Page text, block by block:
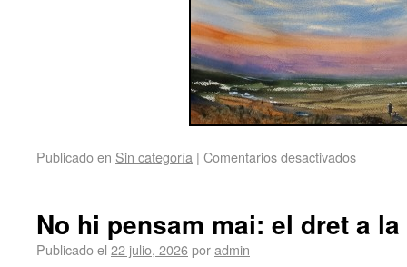
Publicado en Sin categoría | Comentarios desactivados
No hi pensam mai: el dret a
Publicado el 22 julio, 2026poradmin